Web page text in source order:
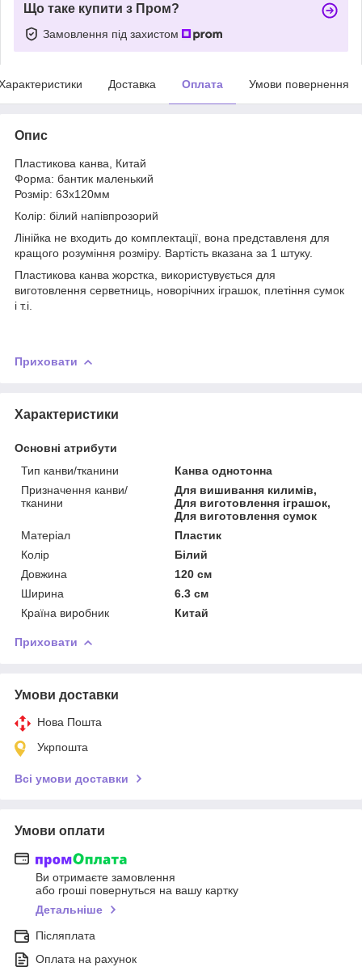
Що таке купити з Пром?
Замовлення під захистом
Доставка Оплата Умови повернення
Опис
Пластикова канва, Китай
Форма: бантик маленький
Розмір: 63х120мм
Колір: білий напівпрозорий
Лінійка не входить до комплектації, вона представленя для
кращого розуміння розміру. Вартість вказана за 1 штуку.
Пластикова канва жорстка, використувується для
виготовлення серветниць, новорічних іграшок, плетіння сумок
і т.і.
Приховати
Характеристики
Основні атрибути
Тип канви/тканини
Канва однотонна
Призначення канви/
тканини
Для вишивання килимів,
Для виготовлення іграшок,
Для виготовлення сумок
Матеріал
Пластик
Колір
Білий
Довжина
120 см
Ширина
6.3 см
Країна виробник
Китай
Приховати
Умови доставки
Нова Пошта
Укрпошта
Всі умови доставки
Умови оплати
Ви отримаєте замовлення
або гроші повернуться на вашу картку
Детальніше
Післяплата
Оплата на рахунок